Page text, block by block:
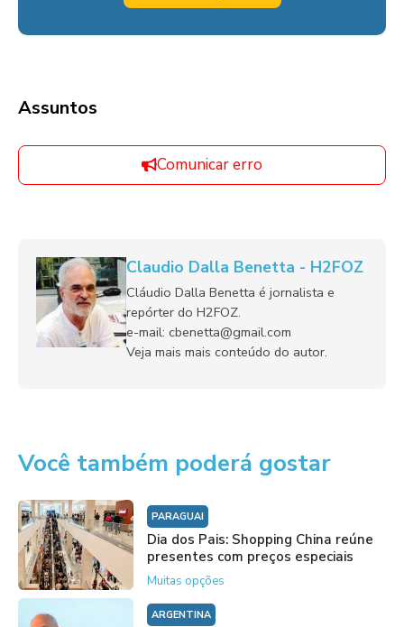
Assuntos
Comunicar erro
Claudio Dalla Benetta - H2FOZ
Cláudio Dalla Benetta é jornalista e
repórter do H2FOZ.
e-mail: cbenetta@gmail.com
Veja mais mais conteúdo do autor.
Você também poderá gostar
PARAGUAI
Dia dos Pais: Shopping China reúne
presentes com preços especiais
Muitas opções
ARGENTINA